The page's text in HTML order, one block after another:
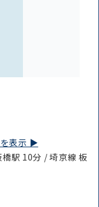
表示 ▶︎
駅 10分 / 埼京線 板